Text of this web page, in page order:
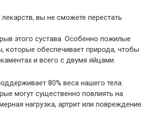
вы не сможете перестать
этого сустава. Особенно пожилые
которые обеспечивает природа, чтобы
и всего с двумя яйцами.
80% веса нашего тела.
могут существенно повлиять на
нагрузка, артрит или повреждение.